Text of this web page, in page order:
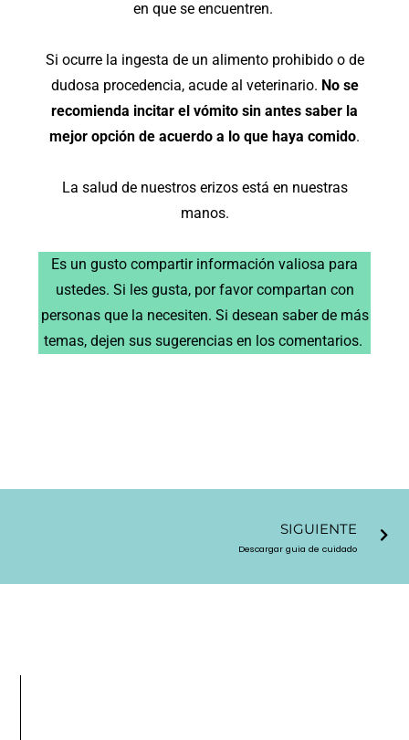
en que se encuentren.
Si ocurre la ingesta de un alimento prohibido o de
dudosa procedencia, acude al veterinario. No se
recomienda incitar el vómito sin antes saber la
mejor opción de acuerdo a lo que haya comido.
La salud de nuestros erizos está en nuestras
manos.
Es un gusto compartir información valiosa para
ustedes. Si les gusta, por favor compartan con
personas que la necesiten. Si desean saber de más
temas, dejen sus sugerencias en los comentarios.
SIGUIENTE
Descargar guia de cuidado